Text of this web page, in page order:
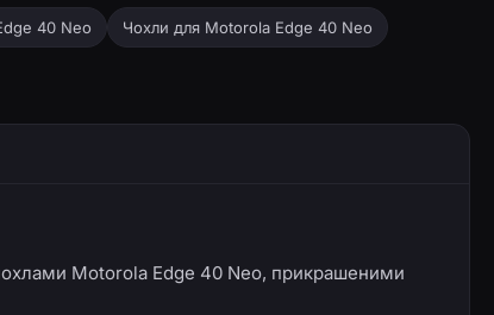
40 Neo Чохли для Motorola Edge 40 Neo
чохлами Motorola Edge 40 Neo, прикрашеними